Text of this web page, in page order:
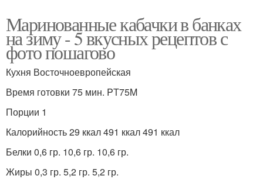
Маринованные кабачки в банках
на зиму - 5 вкусных рецептов с
фото пошагово
Кухня Восточноевропейская
Время готовки 75 мин. PT75M
Порции 1
Калорийность 29 ккал 491 ккал 491 ккал
Белки 0,6 гр. 10,6 гр. 10,6 гр.
Жиры 0,3 гр. 5,2 гр. 5,2 гр.